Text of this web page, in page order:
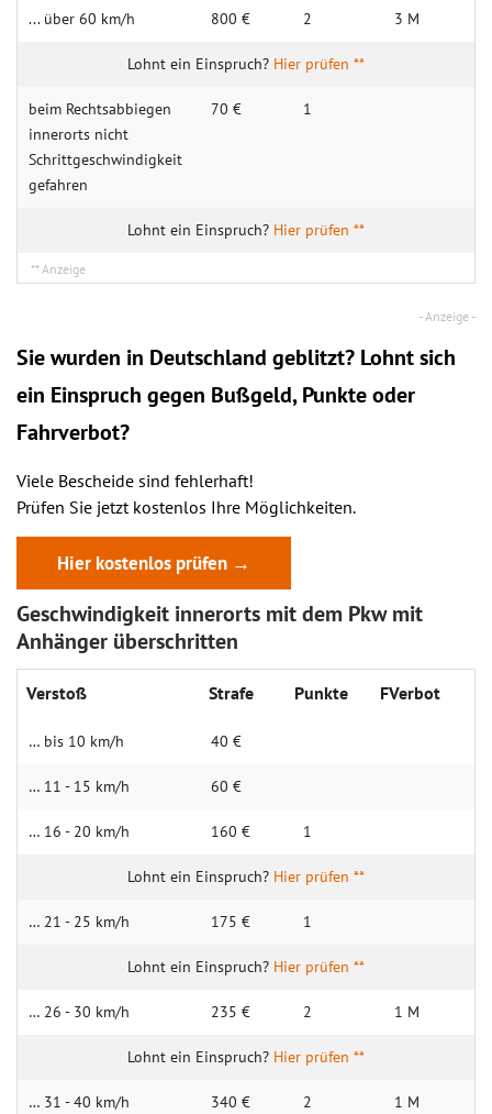
... über 60 km/h 800 € 2 3 M
Hier prüfen **
beim Rechts­abbiegen
innerorts nicht
Schrittge­schwindigkeit
gefahren
70 € 1
Hier prüfen **
Sie wurden in Deutschland geblitzt? Lohnt sich
ein Einspruch gegen Bußgeld, Punkte oder
Fahrverbot?
Viele Bescheide sind fehlerhaft!
Prüfen Sie jetzt kostenlos Ihre Möglichkeiten.
Hier kostenlos prüfen →
Geschwindigkeit innerorts mit dem Pkw mit
Anhänger überschritten
Verstoß Strafe Punkte FVerbot
… bis 10 km/h 40 €
… 11 - 15 km/h 60 €
… 16 - 20 km/h 160 € 1
Hier prüfen **
… 21 - 25 km/h 175 € 1
Hier prüfen **
… 26 - 30 km/h 235 € 2 1 M
Hier prüfen **
… 31 - 40 km/h 340 € 2 1 M